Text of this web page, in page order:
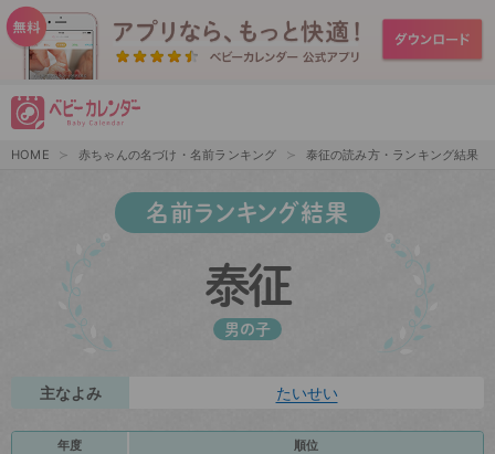
HOME 赤ちゃんの名づけ・名前ランキング 泰征の読み方・ランキング結果
名前ランキング結果
泰征
男の子
主なよみ たいせい
年度 順位